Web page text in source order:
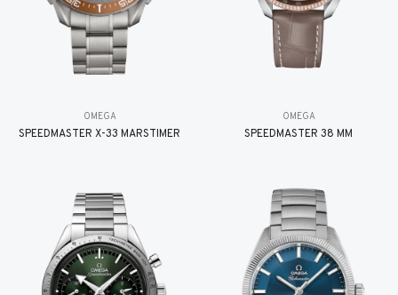
OMEGA
SPEEDMASTER X-33 MARSTIMER
OMEGA
SPEEDMASTER 38 MM